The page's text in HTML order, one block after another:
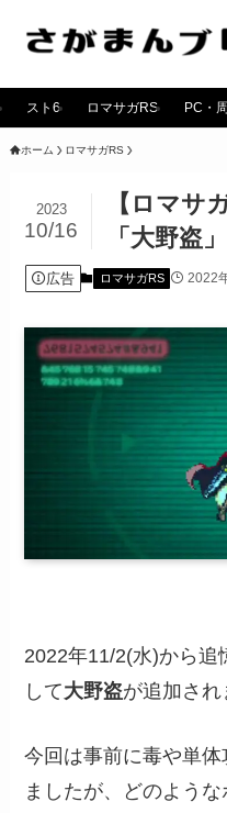
スト6 ロマサガRS PC・
ホーム ロマサガRS
【ロマサ
「大野盗
2023
10/16
広告 ロマサガRS 2022
2022年11/2(水)から追
して大野盗が追加され
今回は事前に毒や単
ましたが、どのよう